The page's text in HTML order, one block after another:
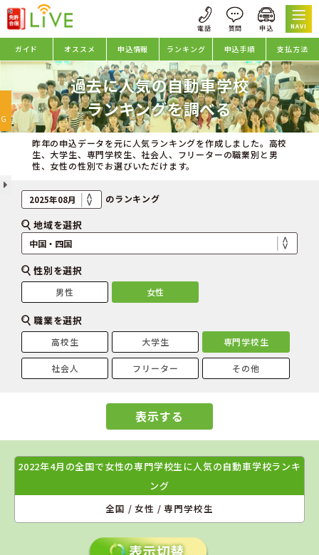
NAVI
ガイド オススメ 申込情報 ランキング 申込手順 支払方法
過去に人気の自動車学校
ランキングを調べる
昨年の申込データを元に人気ランキングを作成しました。高校
生、大学生、専門学校生、社会人、フリーターの職業別と男
性、女性の性別でお選びいただけます。
のランキング
地域を選択
性別を選択
男性 女性
職業を選択
高校生 大学生 専門学校生
社会人 フリーター その他
表示する
2022年4月の全国で女性の専門学校生に人気の自動車学校ランキ
ング
全国 / 女性 / 専門学校生